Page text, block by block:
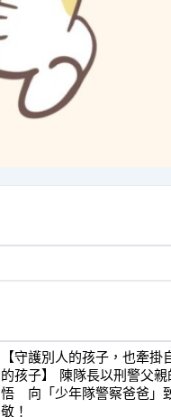
【守護別人的孩子，也牽掛
的孩子】 陳隊長以刑警父親
悟 向「少年隊警察爸爸」
敬！